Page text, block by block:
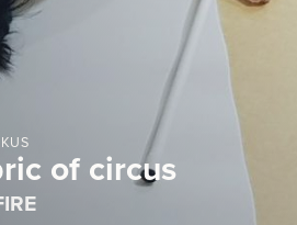
of circus